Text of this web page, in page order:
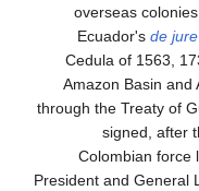
Cedula
through the
President